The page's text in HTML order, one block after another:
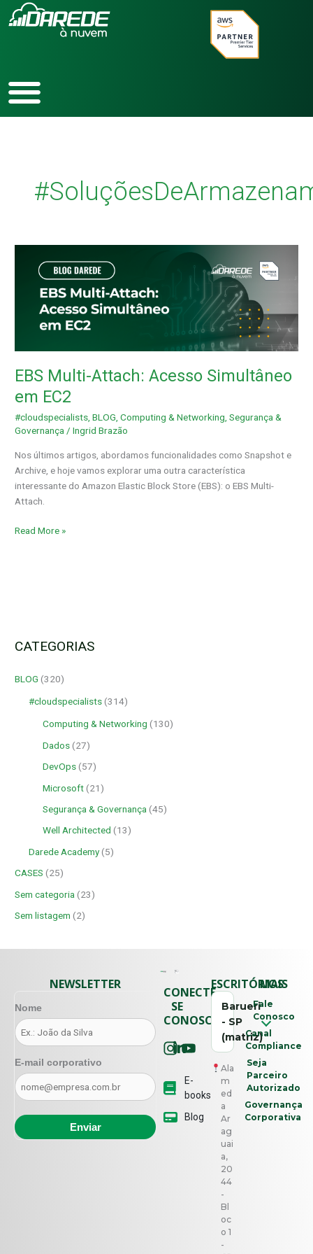
para
EBS Multi-Attach: Acesso Simultâneo
em EC2
#cloudspecialists ,BLOG ,Computing & Networking ,Segurança &
Governança /Ingrid Brazão
Nos últimos artigos, abordamos funcionalidades como Snapshot e
Archive, e hoje vamos explorar uma outra característica
interessante do Amazon Elastic Block Store (EBS): o EBS Multi-
Attach.
Attach:
Acesso
Simultâneo
Read More »
CATEGORIAS
BLOG (320)
#cloudspecialists (314)
Computing & Networking (130)
Dados (27)
DevOps (57)
Microsoft (21)
Segurança & Governança (45)
Well Architected (13)
Darede Academy(5)
CASES (25)
Sem categoria (23)
Sem listagem (2)
CONECTE-
SE
CONOSCO
E-
books
Blog
ESCRITÓRIOS
Barueri
- SP
(matriz)
Ala
m
ed
a
Ar
ag
uai
a,
20
44
-
Bl
oc
o 1
-
MAIS
Fale
Conosco
Canal
Compliance
Seja
Parceiro
Autorizado
Governança
Corporativa
NEWSLETTER
Nome
E-mail corporativo